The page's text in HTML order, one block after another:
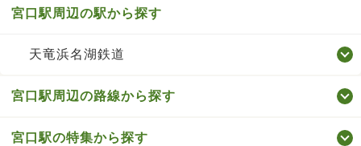
宮口駅周辺の駅から探す
天竜浜名湖鉄道
宮口駅周辺の路線から探す
宮口駅の特集から探す